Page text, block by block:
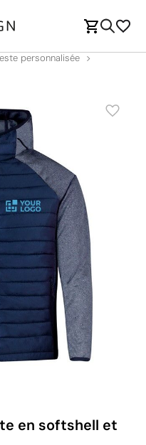
personnalisée
en softshell et